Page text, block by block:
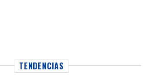
TENDENCIAS